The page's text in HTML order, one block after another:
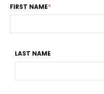
FIRST NAME*
LAST NAME